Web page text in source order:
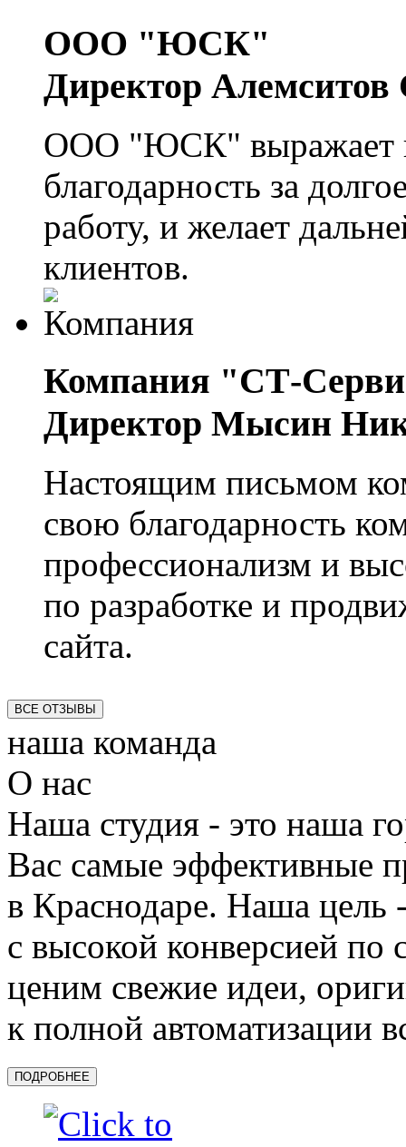
ООО "ЮСК"
Директор Алемситов
ООО "ЮСК" выражает
благодарность за
работу, и желает
клиентов.
Компания "СТ-
Директор Мысин
Настоящим письмом
свою благодарность
профессионализм и
по разработке и
сайта.
ВСЕ ОТЗЫВЫ
наша команда
О нас
Наша студия - это наша
Вас самые эффективные
в Краснодаре. Наша цель
с высокой конверсией
ценим свежие идеи,
к полной автоматизации
ПОДРОБНЕЕ